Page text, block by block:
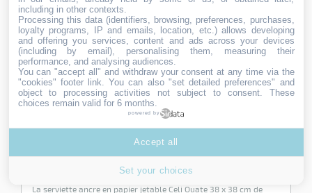
Serviette papier Celi Ouate ancre 38X38 les 900
1 avis
HT
La serviette ancre en papier jetable Celi Ouate 38 x 38 cm de
including in other contexts.
Processing this data (identifiers, browsing, preferences, purchases,
loyalty programs, IP and emails, location, etc.) allows developing
and offering you services, content and ads across your devices
(including by email), personalising them, measuring their
performance, and analysing audiences.
You can "accept all" and withdraw your consent at any time via the
"cookies" footer link . You can also "set detailed preferences" and
object to processing activities not subject to consent. These
choices remain valid for 6 months.
powered by
Set your choices
Accept all